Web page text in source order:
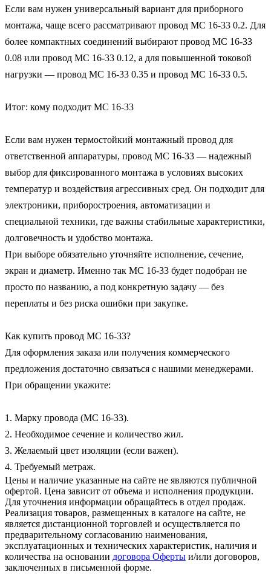
Если вам нужен универсальный вариант для приборного
монтажа, чаще всего рассматривают провод МС 16-33 0.2. Для
более компактных соединений выбирают провод МС 16-33
0.08 или провод МС 16-33 0.12, а для повышенной токовой
нагрузки — провод МС 16-33 0.35 и провод МС 16-33 0.5.
Итог: кому подходит МС 16-33
Если вам нужен термостойкий монтажный провод для
ответственной аппаратуры, провод МС 16-33 — надежный
выбор для фиксированного монтажа в условиях высоких
температур и воздействия агрессивных сред. Он подходит для
электроники, приборостроения, автоматизации и
специальной техники, где важны стабильные характеристики,
долговечность и удобство монтажа.
При выборе обязательно уточняйте исполнение, сечение,
экран и диаметр. Именно так МС 16-33 будет подобран не
просто по названию, а под конкретную задачу — без
переплаты и без риска ошибки при закупке.
Как купить провод МС 16-33?
Для оформления заказа или получения коммерческого
предложения достаточно связаться с нашими менеджерами.
При обращении укажите:
1. Марку провода (МС 16-33).
2. Необходимое сечение и количество жил.
3. Желаемый цвет изоляции (если важен).
4. Требуемый метраж.
Цены и наличие указанные на сайте не являются публичной
офертой. Цена зависит от объема и исполнения продукции.
Для уточнения информации обращайтесь в отдел продаж.
Реализация товаров, размещенных в каталоге на сайте, не
является дистанционной торговлей и осуществляется по
предварительному согласованию наименования,
эксплуатационных и технических характеристик, наличия и
количества на основании договора Оферты и/или договоров,
заключенных в письменной форме.